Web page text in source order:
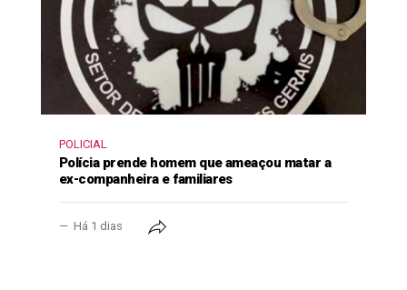
POLICIAL
Polícia prende homem que ameaçou matar a
ex-companheira e familiares
Há 1 dias